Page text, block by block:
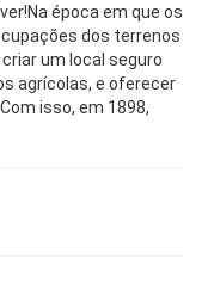
época em que os
dos terrenos
um local seguro
agrícolas, e oferecer
isso, em 1898,